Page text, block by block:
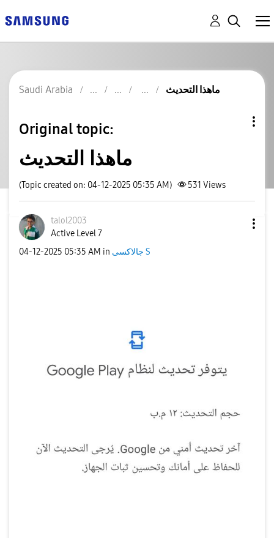
Saudi Arabia ماهذا التحديث
Original topic:
ماهذا التحديث
(Topic created on: 04-12-2025 05:35 AM) 531 Views
talol2003
Active Level 7
‎04-12-2025 05:35 AM in جالاكسى S